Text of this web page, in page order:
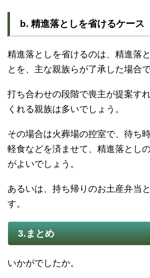
b. 精進落としを省けるケース
精進落としを省けるのは、精進落
とを、主な親族らが了承した場合で
打ち合わせの段階で喪主が提案す
くれる親族は多いでしょう。
その場合は火葬場の控室で、待ち
軽食などを済ませて、精進落とし
がよいでしょう。
あるいは、持ち帰りのお土産弁当
す。
3.まとめ
いかがでしたか。